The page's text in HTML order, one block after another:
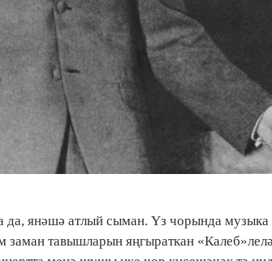
да, янәшә атлый сыман. Үз чорында музыка
тавышларын яңгыраткан